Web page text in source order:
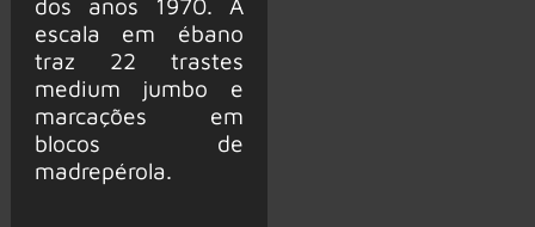
escala em ébano
traz 22 trastes
medium jumbo e
marcações em
blocos de
madrepérola.